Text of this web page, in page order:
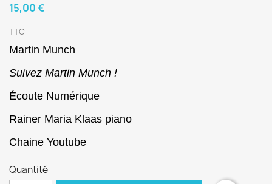
15,00 €
TTC
Martin Munch
Suivez Martin Munch !
Écoute Numérique
Rainer Maria Klaas piano
Chaine Youtube
Quantité